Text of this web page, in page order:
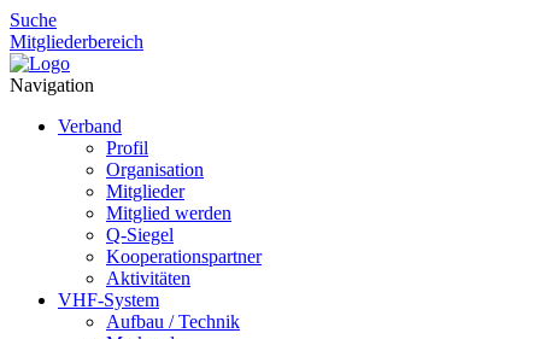
Suche
Mitgliederbereich
Navigation
Verband
Profil
Organisation
Mitglieder
Mitglied werden
Q-Siegel
Kooperationspartner
Aktivitäten
VHF-System
Aufbau / Technik